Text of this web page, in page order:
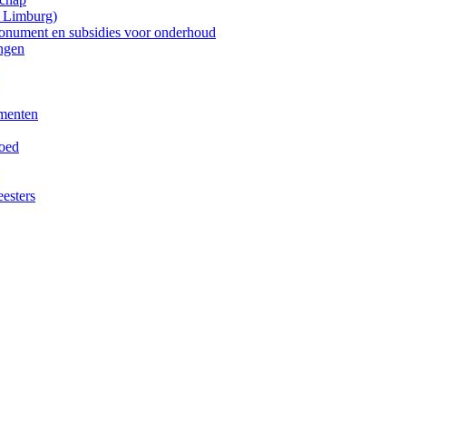
Limburg)
en subsidies voor onderhoud